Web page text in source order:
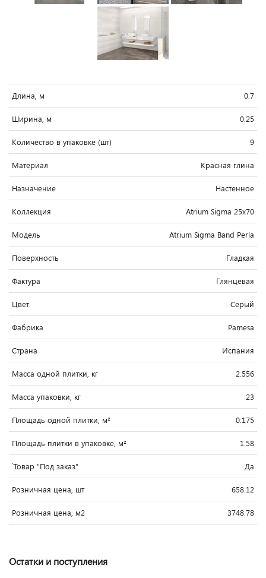
Длина, м 0.7
Ширина, м 0.25
Количество в упаковке (шт) 9
Материал Красная глина
Назначение Настенное
Коллекция Atrium Sigma 25x70
Модель Atrium Sigma Band Perla
Поверхность Гладкая
Фактура Глянцевая
Цвет Серый
Фабрика Pamesa
Страна Испания
Масса одной плитки, кг 2.556
Масса упаковки, кг 23
Площадь одной плитки, м² 0.175
Площадь плитки в упаковке, м² 1.58
`Товар "Под заказ" Да
Розничная цена, шт 658.12
Розничная цена, м2 3748.78
Остатки и поступления